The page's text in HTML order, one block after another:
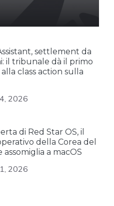
settlement da
il tribunale dà il primo
class action sulla
2026
di Red Star OS, il
della Corea del
assomiglia a macOS
2026